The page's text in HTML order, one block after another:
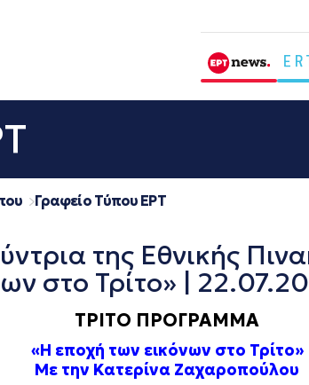
Γραφείο Τύπου ΕΡΤ
της Εθνικής
στο Τρίτο» |
ΤΡΙΤΟ ΠΡΟΓΡΑΜΜΑ
«Η εποχή των εικόνων στο Τρίτο»
Με την Κατερίνα Ζαχαροπούλου